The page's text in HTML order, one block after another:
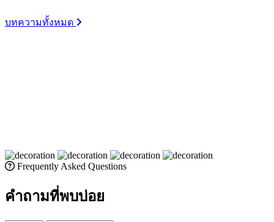
บทความทั้งหมด
Frequently Asked Questions
คำถามที่พบบ่อย